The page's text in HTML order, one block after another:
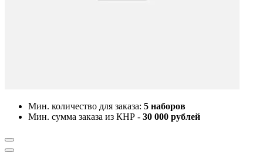
Мин. количество для заказа: 5 наборов
Мин. сумма заказа из КНР - 30 000 рублей